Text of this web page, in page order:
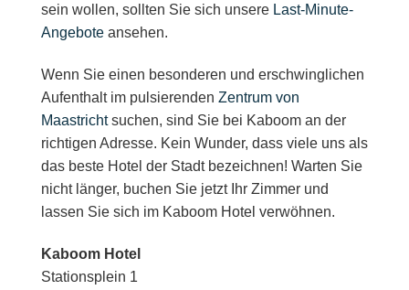
sein wollen, sollten Sie sich unsere Last-Minute-
Angebote ansehen.
Wenn Sie einen besonderen und erschwinglichen
Aufenthalt im pulsierenden Zentrum von
Maastrichtsuchen, sind Sie bei Kaboom an der
richtigen Adresse. Kein Wunder, dass viele uns als
das beste Hotel der Stadt bezeichnen! Warten Sie
nicht länger, buchen Sie jetzt Ihr Zimmer und
lassen Sie sich im Kaboom Hotel verwöhnen.
Kaboom Hotel
Stationsplein 1